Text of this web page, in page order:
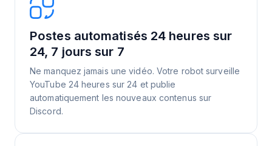
Postes automatisés 24 heures sur
24, 7 jours sur 7
Ne manquez jamais une vidéo. Votre robot surveille
YouTube 24 heures sur 24 et publie
automatiquement les nouveaux contenus sur
Discord.